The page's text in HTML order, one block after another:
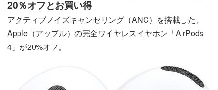
20％オフとお買い得
アクティブノイズキャンセリング（ANC）を搭載した、
Apple（アップル）の完全ワイヤレスイヤホン「AirPods
4」が20%オフ。